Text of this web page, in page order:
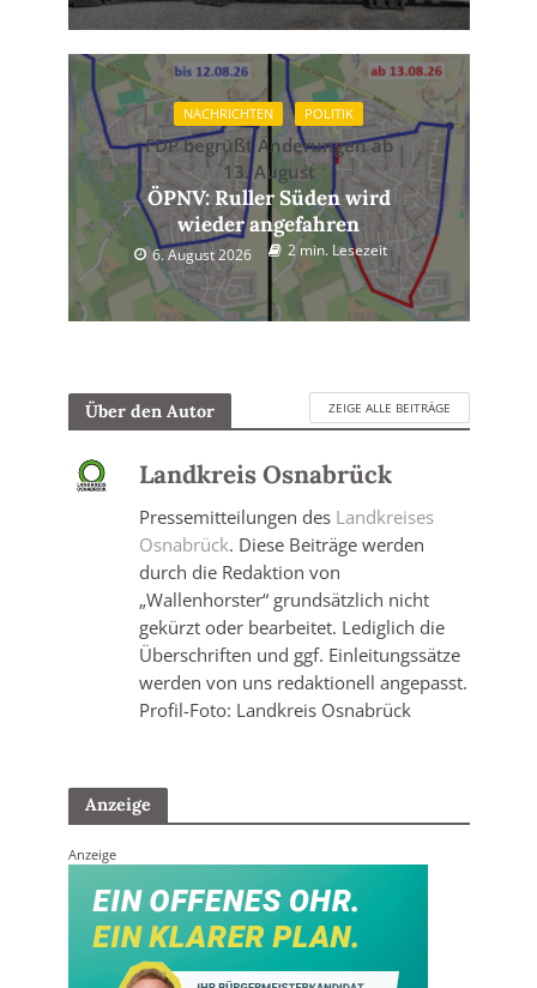
NACHRICHTEN POLITIK
FDP begrüßt Änderungen ab
13. August
ÖPNV: Ruller Süden wird
wieder angefahren
6. August 2026 2 min. Lesezeit
Über den Autor ZEIGE ALLE BEITRÄGE
Landkreis Osnabrück
Pressemitteilungen des Landkreises
Osnabrück. Diese Beiträge werden
durch die Redaktion von
„Wallenhorster“ grundsätzlich nicht
gekürzt oder bearbeitet. Lediglich die
Überschriften und ggf. Einleitungssätze
werden von uns redaktionell angepasst.
Profil-Foto: Landkreis Osnabrück
Anzeige
Anzeige